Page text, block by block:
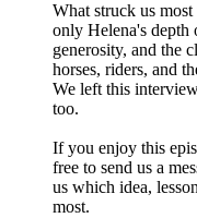
What struck us
only Helena's depth
generosity, and the
horses, riders, and
We left this
too.
If you enjoy this
free to send us a
us which idea,
most.